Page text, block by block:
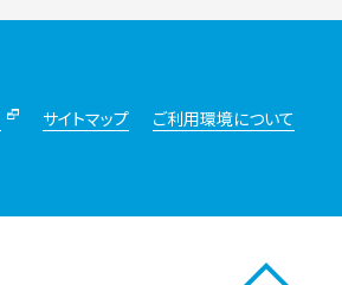
サイトマップ ご利用環境について